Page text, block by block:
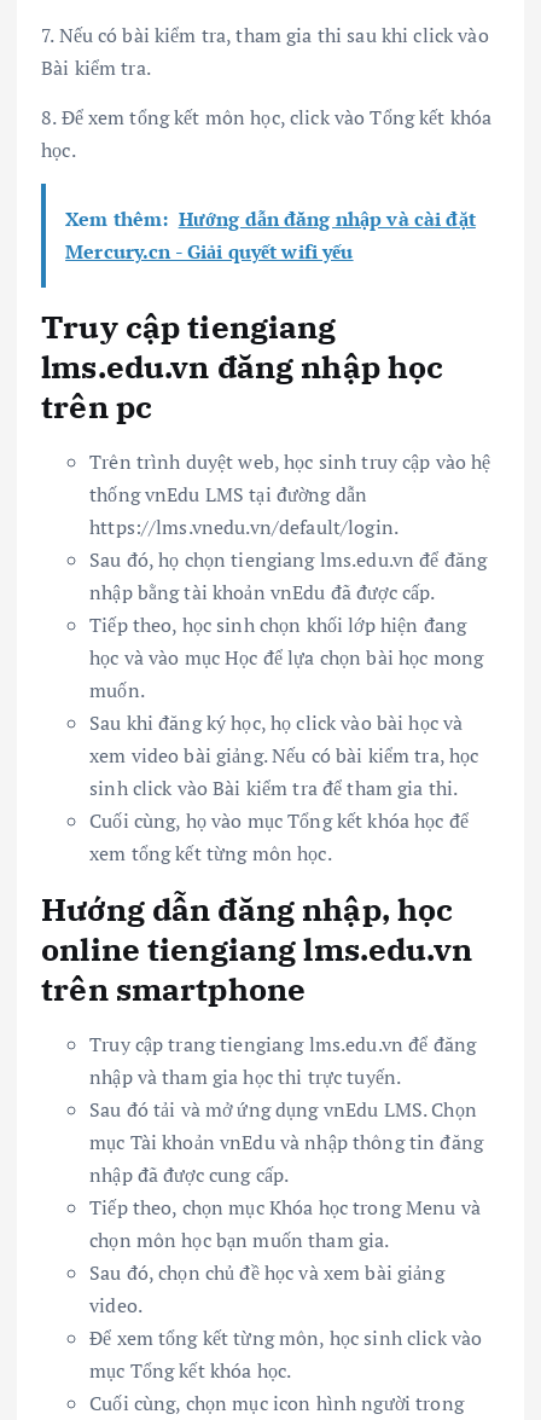
7. Nếu có bài kiểm tra, tham gia thi sau khi click vào
Bài kiểm tra.
8. Để xem tổng kết môn học, click vào Tổng kết khóa
học.
Xem thêm: Hướng dẫn đăng nhập và cài đặt
Mercury.cn - Giải quyết wifi yếu
Truy cập tiengiang
lms.edu.vn đăng nhập học
trên pc
Trên trình duyệt web, học sinh truy cập vào hệ
thống vnEdu LMS tại đường dẫn
https://lms.vnedu.vn/default/login.
Sau đó, họ chọn tiengiang lms.edu.vn để đăng
nhập bằng tài khoản vnEdu đã được cấp.
Tiếp theo, học sinh chọn khối lớp hiện đang
học và vào mục Học để lựa chọn bài học mong
muốn.
Sau khi đăng ký học, họ click vào bài học và
xem video bài giảng. Nếu có bài kiểm tra, học
sinh click vào Bài kiểm tra để tham gia thi.
Cuối cùng, họ vào mục Tổng kết khóa học để
xem tổng kết từng môn học.
Hướng dẫn đăng nhập, học
online tiengiang lms.edu.vn
trên smartphone
Truy cập trang tiengiang lms.edu.vn để đăng
nhập và tham gia học thi trực tuyến.
Sau đó tải và mở ứng dụng vnEdu LMS. Chọn
mục Tài khoản vnEdu và nhập thông tin đăng
nhập đã được cung cấp.
Tiếp theo, chọn mục Khóa học trong Menu và
chọn môn học bạn muốn tham gia.
Sau đó, chọn chủ đề học và xem bài giảng
video.
Để xem tổng kết từng môn, học sinh click vào
mục Tổng kết khóa học.
Cuối cùng, chọn mục icon hình người trong